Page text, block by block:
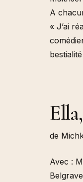
A
« J’ai
de
Avec :